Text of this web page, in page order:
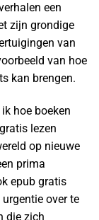
een
zijn grondige
van
van hoe
kan brengen.
hoe boeken
lezen
op nieuwe
prima
epub gratis
over te
die zich